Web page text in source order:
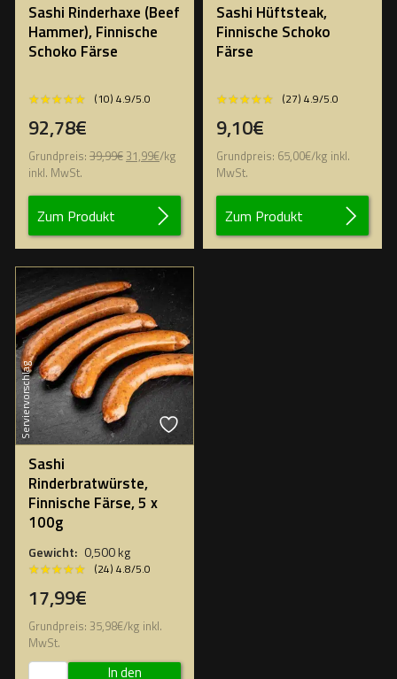
Sashi Rinderhaxe (Beef
Hammer), Finnische
Schoko Färse
★★★★★
★★★★★ (10) 4.9/5.0
92,78€
Grundpreis: 39,99€ Ursprünglicher
39,99€
31,99€Aktueller
31,99€.
/kg
inkl. MwSt.
Zum Produkt
Sashi Hüftsteak,
Finnische Schoko
Färse
★★★★★
★★★★★ (27) 4.9/5.0
9,10€
Grundpreis: 65,00€/kg inkl.
MwSt.
Zum Produkt
Serviervorschlag
Sashi
Rinderbratwürste,
Finnische Färse, 5 x
100g
Gewicht: 0,500 kg
★★★★★
★★★★★ (24) 4.8/5.0
17,99€
Grundpreis: 35,98€/kg inkl.
MwSt.
In den